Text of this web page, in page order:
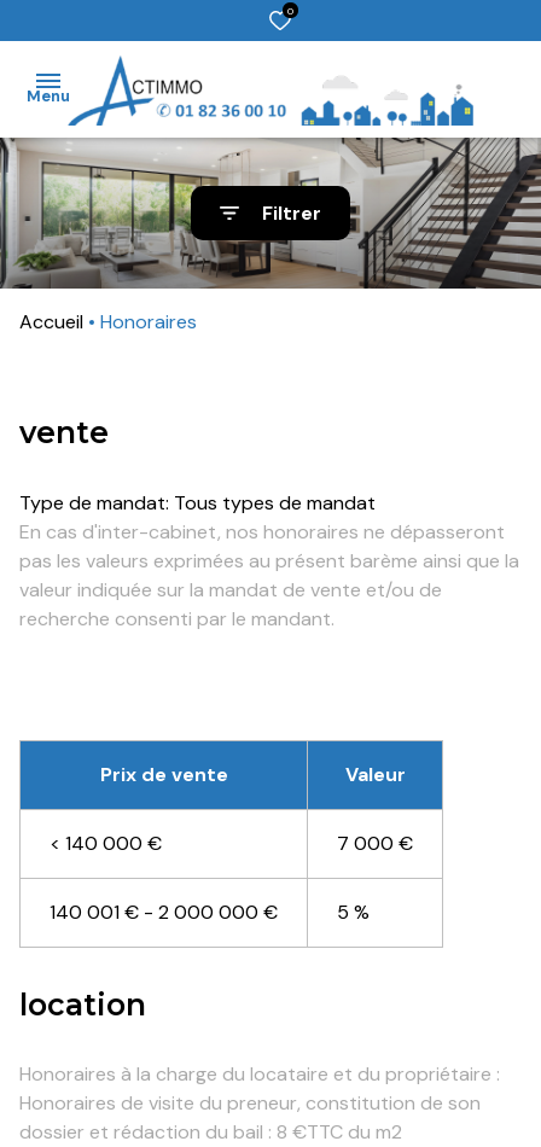
0
Menu
accueil
ventes
Filtrer
Accueil Honoraires
vente
Type de mandat: Tous types de mandat
En cas d'inter-cabinet, nos honoraires ne dépasseront
pas les valeurs exprimées au présent barème ainsi que la
valeur indiquée sur la mandat de vente et/ou de
recherche consenti par le mandant.
Prix de vente Valeur
< 140 000 € 7 000 €
140 001 € - 2 000 000 € 5 %
location
Honoraires à la charge du locataire et du propriétaire :
Honoraires de visite du preneur, constitution de son
dossier et rédaction du bail : 8 €TTC du m2